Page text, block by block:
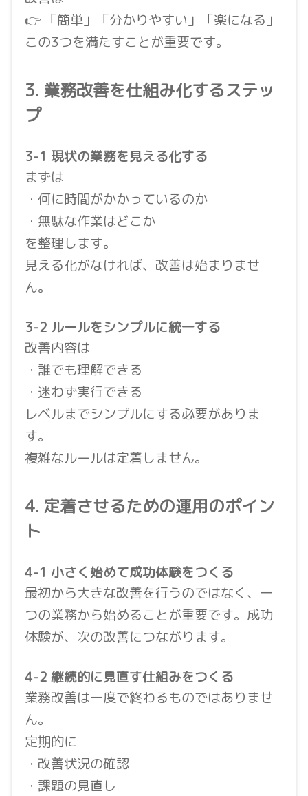
👉 「簡単」「分かりやすい」「楽になる」
この3つを満たすことが重要です。
3. 業務改善を仕組み化するステッ
プ
3-1 現状の業務を見える化する
まずは
・何に時間がかかっているのか
・無駄な作業はどこか
を整理します。
見える化がなければ、改善は始まりませ
ん。
3-2 ルールをシンプルに統一する
改善内容は
・誰でも理解できる
・迷わず実行できる
レベルまでシンプルにする必要がありま
す。
複雑なルールは定着しません。
4. 定着させるための運用のポイン
ト
4-1 小さく始めて成功体験をつくる
最初から大きな改善を行うのではなく、一
つの業務から始めることが重要です。成功
体験が、次の改善につながります。
4-2 継続的に見直す仕組みをつくる
業務改善は一度で終わるものではありませ
ん。
定期的に
・改善状況の確認
・課題の見直し